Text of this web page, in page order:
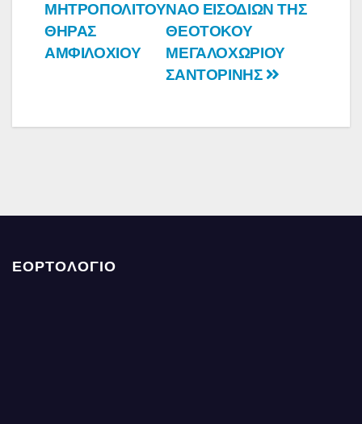
ΝΑΟ ΕΙΣΟΔΙΩΝ ΤΗΣ
ΘΕΟΤΟΚΟΥ
ΜΕΓΑΛΟΧΩΡΙΟΥ
ΣΑΝΤΟΡΙΝΗΣ
ΜΗΤΡΟΠΟΛΙΤΟΥ
ΘΗΡΑΣ
ΑΜΦΙΛΟΧΙΟΥ
ΕΟΡΤΟΛΟΓΙΟ